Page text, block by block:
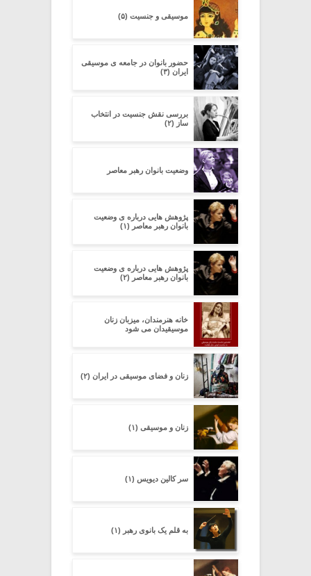
موسیقی و جنسیت (۵)
حضور بانوان در جامعه ی موسیقی
ایران (۳)
بررسی نقش جنسیت در انتخاب
ساز (۲)
وضعیت بانوان رهبر معاصر
پژوهش هایی درباره ی وضعیت
بانوان رهبر معاصر (۱)
پژوهش هایی درباره ی وضعیت
بانوان رهبر معاصر (۲)
خانه هنرمندان، میزبان زنان
موسیقیدان می شود
زنان و فضای موسیقی در ایران (۲)
زنان و موسیقی (۱)
سر کالین دیویس (۱)
به قلم یک بانوی رهبر (۱)